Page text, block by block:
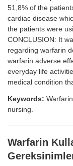
51,8% of the
cardiac disease
the patients were
CONCLUSION: It
regarding warfarin
warfarin adverse
everyday life
medical condition
Keywords:
nursing.
Warfarin